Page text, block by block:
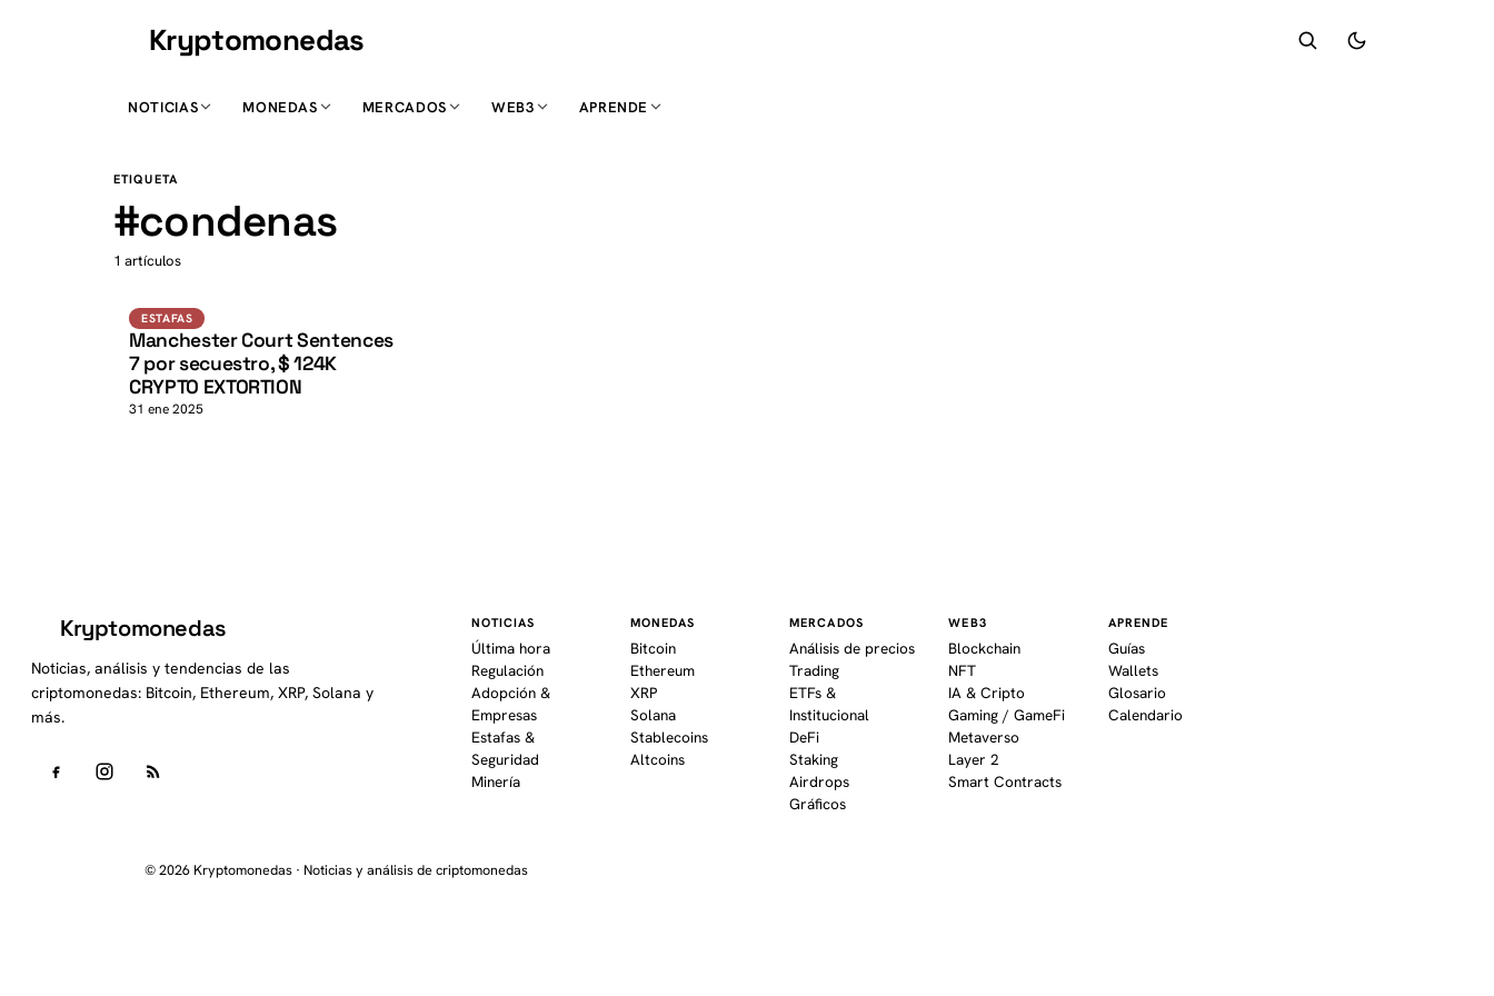
Kryptomonedas
NOTICIAS MONEDAS MERCADOS WEB3 APRENDE
ETIQUETA
#condenas
1 artículos K
ESTAFAS
Manchester Court Sentences
7 por secuestro, $ 124K
CRYPTO EXTORTION
31 ene 2025
Kryptomonedas
Noticias, análisis y tendencias de las
criptomonedas: Bitcoin, Ethereum, XRP, Solana y
más.
NOTICIAS
Última hora
Regulación
Adopción &
Empresas
Estafas &
Seguridad
Minería
MONEDAS
Bitcoin
Ethereum
XRP
Solana
Stablecoins
Altcoins
MERCADOS
Análisis de precios
Trading
ETFs &
Institucional
DeFi
Staking
Airdrops
Gráficos
WEB3
Blockchain
NFT
IA & Cripto
Gaming / GameFi
Metaverso
Layer 2
Smart Contracts
APRENDE
Guías
Wallets
Glosario
Calendario
© 2026 Kryptomonedas · Noticias y análisis de criptomonedas